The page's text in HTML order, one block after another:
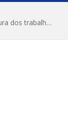
Câmara Municipal de Alenquer realiza abertura dos trabalhos do 4º Período Legislativo